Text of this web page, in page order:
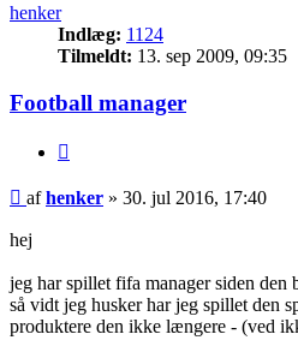
henker
Indlæg: 1124
Tilmeldt: 13. sep 2009, 09:35
Football manager
Indlæg
afhenker » 30. jul 2016, 17:40
hej
jeg har spillet fifa manager siden
så vidt jeg husker har jeg spillet den
produktere den ikke længere - (ved